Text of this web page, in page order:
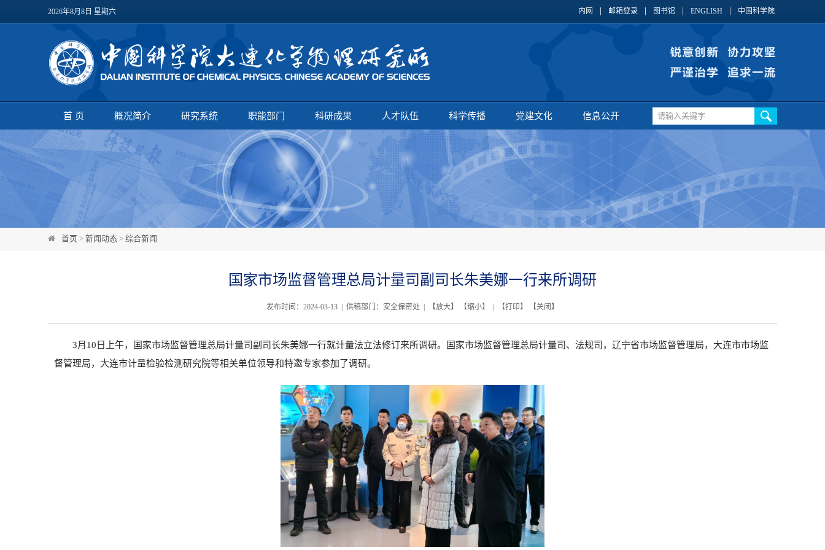
2026年8月8日 星期六 内网 邮箱登录 图书馆 ENGLISH 中国科学院
首 页 概况简介 研究系统 职能部门 科研成果 人才队伍 科学传播 党建文化 信息公开
首页 > 新闻动态 > 综合新闻
国家市场监督管理总局计量司副司长朱美娜一行来所调研
发布时间：2024-03-13 | 供稿部门：安全保密处 | 【放大】 【缩小】 | 【打印】 【关闭 】
3月 10 日上午，国家市场监督管理总局计量司副司长朱美娜一行就计量法立法修订来所调研。国家市场监督管理总局计量司、法规司，辽宁省市场监督管理局，大连市市场监
督管理局，大连市计量检验检测研究院等相关单位领导和特邀专家参加了调研。